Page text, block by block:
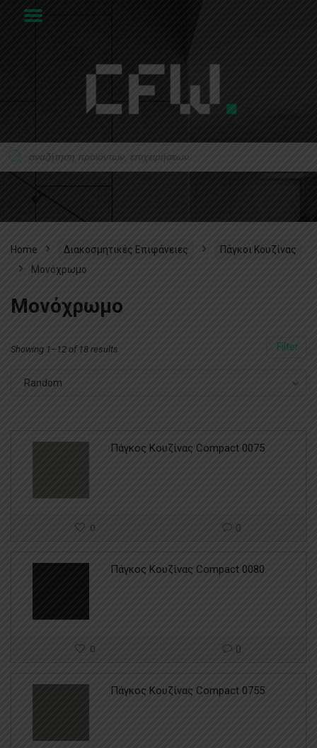
Home Διακοσμητικές Επιφάνειες
Πάγκοι Κουζίνας
Μονόχρωμο
Μονόχρωμο
Filter
Showing 1–12 of 18 results
Random
Πάγκος Κουζίνας Compact 0075
0 0
Πάγκος Κουζίνας Compact 0080
0 0
Πάγκος Κουζίνας Compact 0755